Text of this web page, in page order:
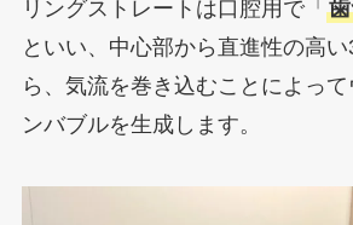
リングストレートは口腔用で「
といい、中心部から直進性の高
ら、気流を巻き込むことによっ
ンバブルを生成します。